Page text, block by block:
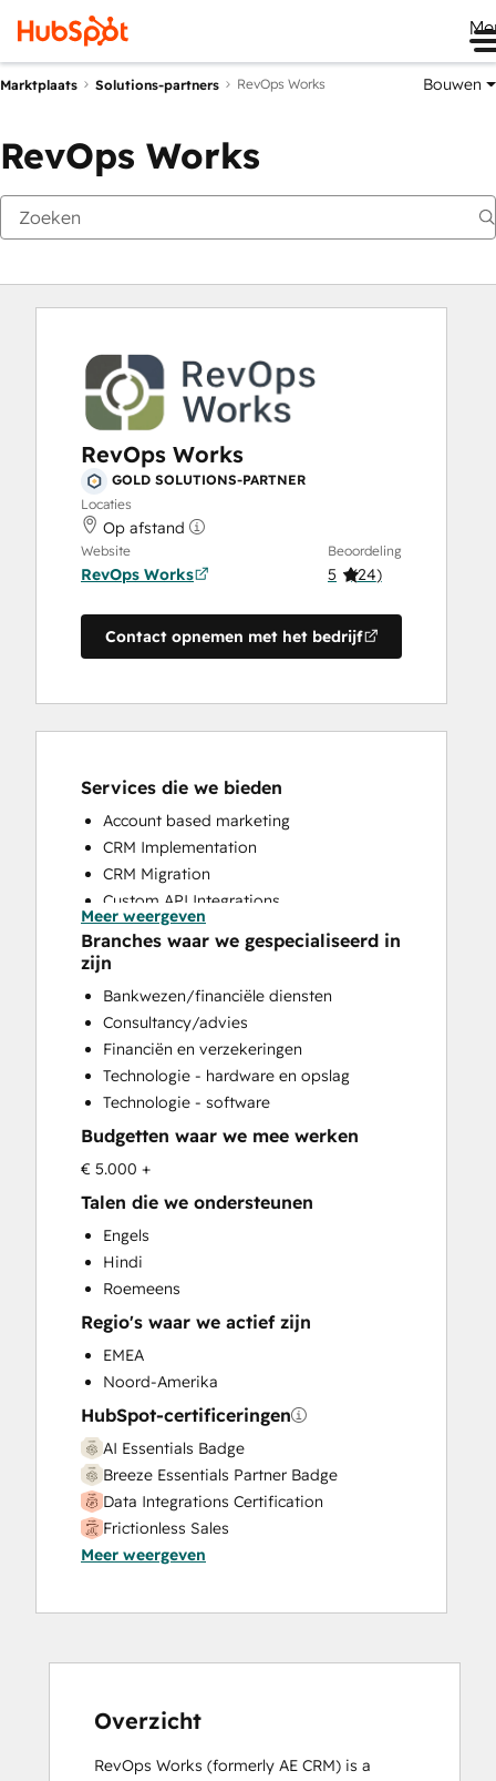
Marktplaats Solutions-partners RevOps Works Bouwen
RevOps Works
RevOps Works
GOLD SOLUTIONS-PARTNER
Locaties
Op afstand
Website
RevOps Works
Beoordeling
5 (24)
Contact opnemen met het bedrijf
Services die we bieden
Account based marketing
CRM Implementation
CRM Migration
Custom API Integrations
Customer Marketing
Customer Success Training
Customer Survey and Analysis
Email Marketing
Full Inbound Marketing Services
Help Desk Implementation
HubSpot Onboarding
Knowledge Base Development
Marketing Hub Enterprise Onboarding
Marketing Hub Professional Onboarding
Sales and Marketing Alignment
Sales Coaching and Training
Sales Enablement
Sales Hub Enterprise Onboarding
Sales Hub Professional Onboarding
Service Hub Enterprise Onboarding
Service Hub Professional Onboarding
Meer weergeven
Branches waar we gespecialiseerd in
zijn
Bankwezen/financiële diensten
Consultancy/advies
Financiën en verzekeringen
Technologie - hardware en opslag
Technologie - software
Budgetten waar we mee werken
€ 5.000 +
Talen die we ondersteunen
Engels
Hindi
Roemeens
Regio's waar we actief zijn
EMEA
Noord-Amerika
HubSpot-certificeringen
AI Essentials Badge
Breeze Essentials Partner Badge
Data Integrations Certification
Frictionless Sales
HubSpot Sales Hub Software
HubSpot Solutions Partner
Inbound Sales
Service Hub Software
Meer weergeven
Overzicht
RevOps Works (formerly AE CRM) is a